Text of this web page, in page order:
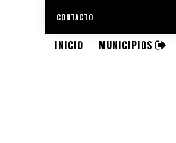
CONTACTO
INICIO MUNICIPIOS